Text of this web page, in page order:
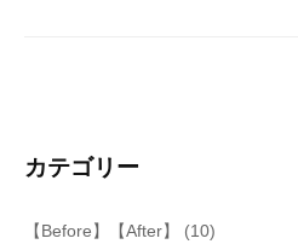
カテゴリー
【Before】【After】 (10)